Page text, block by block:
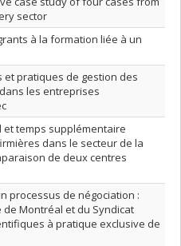
sector
à la formation liée à un
pratiques de gestion des
les entreprises
temps supplémentaire
dans le secteur de la
de deux centres
processus de négociation :
Montréal et du Syndicat
à pratique exclusive de